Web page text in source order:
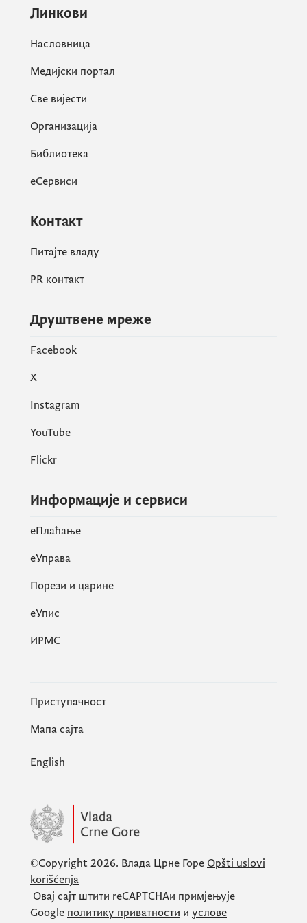
На крају, Биро за оперативну
захвалност за реализацију ове веома
важне активности дугује партнерима из
Велике Британије - Одсјек за међународне
операције.
Линкови
Насловница
Медијски портал
Све вијести
Организација
Библиотека
еСервиси
Контакт
Питајте владу
PR контакт
Друштвене мреже
Facebook
X
Instagram
YouTube
Flickr
Информације и сервиси
eПлаћање
еУправа
Порези и царине
eУпис
ИРМС
Приступачност
Мапа сајта
English
©Copyright 2026. Влада Црне Горе Opšti uslovi
korišćenja
Овај сајт штити reCAPTCHAи примјењује
Google политику приватности и услове